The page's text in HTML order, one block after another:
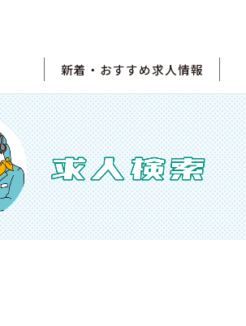
新着・おすすめ求人情報